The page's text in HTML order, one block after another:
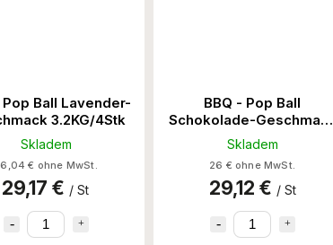
Pop Ball Lavender-
3.2KG/4Stk
Skladem
€ ohne MwSt.
29,17 € / St
BBQ - Pop Ball
Schokolade-Geschmack
3.2KG/4Stk
Skladem
26 € ohne MwSt.
29,12 € / St